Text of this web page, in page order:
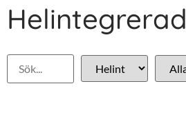
Helintegrerad